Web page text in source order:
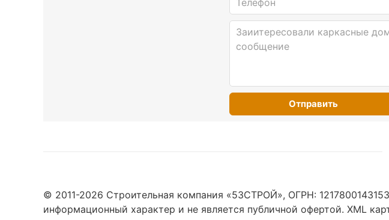
Отправить
© 2011-2026 Строительная компания «53СТРОЙ», ОГРН:
информационный характер и не является публичной офертой. XML